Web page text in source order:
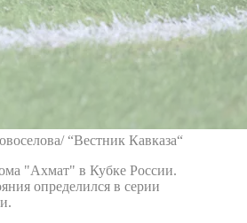
“Вестник Кавказа“
"Ахмат" в Кубке России.
определился в серии